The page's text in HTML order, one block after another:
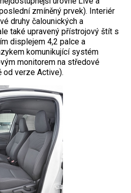
zmíněný prvek). Interiér
druhy čalounických a
také upravený přístrojový štít s
displejem 4,2 palce a
komunikující systém
monitorem na středové
od verze Active).